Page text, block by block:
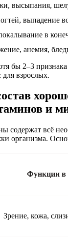
высыпания,
выпадение
в
анемия,
бы 2–3
взрослых.
и
содержат всё
организма.
Функции в
Зрение, кожа,